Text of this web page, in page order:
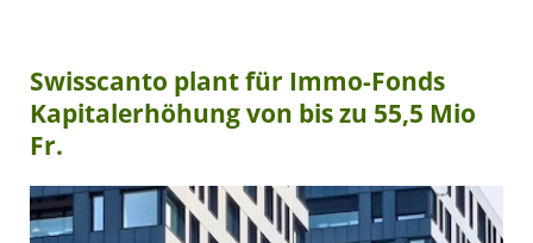
Swisscanto plant für Immo-Fonds
Kapitalerhöhung von bis zu 55,5 Mio
Fr.